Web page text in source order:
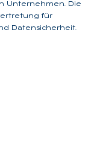
Unternehmen. Die
für
Datensicherheit.